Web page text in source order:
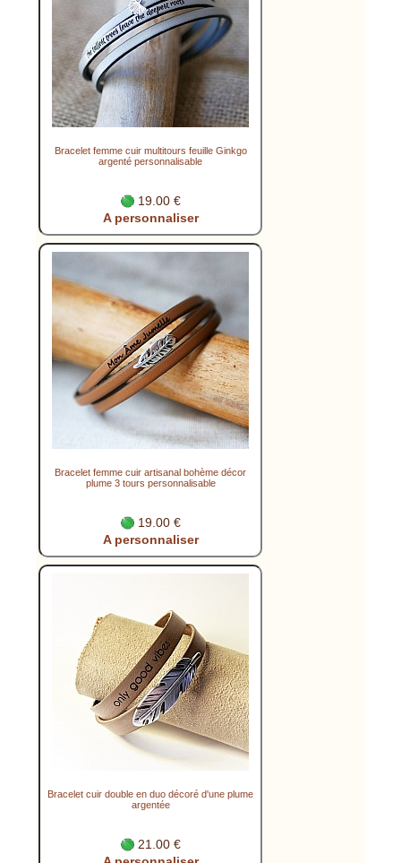
Bracelet femme cuir multitours feuille Ginkgo
argenté personnalisable
19.00 €
A personnaliser
Bracelet femme cuir artisanal bohème décor
plume 3 tours personnalisable
19.00 €
A personnaliser
Bracelet cuir double en duo décoré d'une plume
argentée
21.00 €